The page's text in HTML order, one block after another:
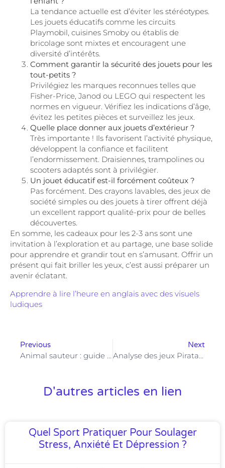
La tendance actuelle est d’éviter les stéréotypes.
Les jouets éducatifs comme les circuits
Playmobil, cuisines Smoby ou établis de
bricolage sont mixtes et encouragent une
diversité d’intérêts.
Comment garantir la sécurité des jouets pour les
tout-petits ?
Privilégiez les marques reconnues telles que
Fisher-Price, Janod ou LEGO qui respectent les
normes en vigueur. Vérifiez les indications d’âge,
évitez les petites pièces et surveillez les jeux.
Quelle place donner aux jouets d’extérieur ?
Très importante ! Ils favorisent l’activité physique,
développent la confiance et facilitent
l’endormissement. Draisiennes, trampolines ou
scooters adaptés sont à privilégier.
Un jouet éducatif est-il forcément coûteux ?
Pas forcément. Des crayons lavables, des jeux de
société simples ou des jouets à tirer offrent déjà
un excellent rapport qualité-prix pour de belles
découvertes.
En somme, les cadeaux pour les 2-3 ans sont une
invitation à l’exploration et au partage, une base solide
pour apprendre et grandir tout en s’amusant. Offrir un
présent qui fait briller les yeux, c’est aussi préparer un
avenir éclatant.
Apprendre à lire l’heure en anglais avec des visuels
ludiques
Previous
Animal sauteur : guide et recommandations pour sélectionner le compagnon idéal
Next
Analyse des jeux Piratatak et Diamoniak de Djeco : Performances et popularité en 2025
D'autres articles en lien
Quel Sport Pratiquer Pour Soulager
Stress, Anxiété Et Dépression ?